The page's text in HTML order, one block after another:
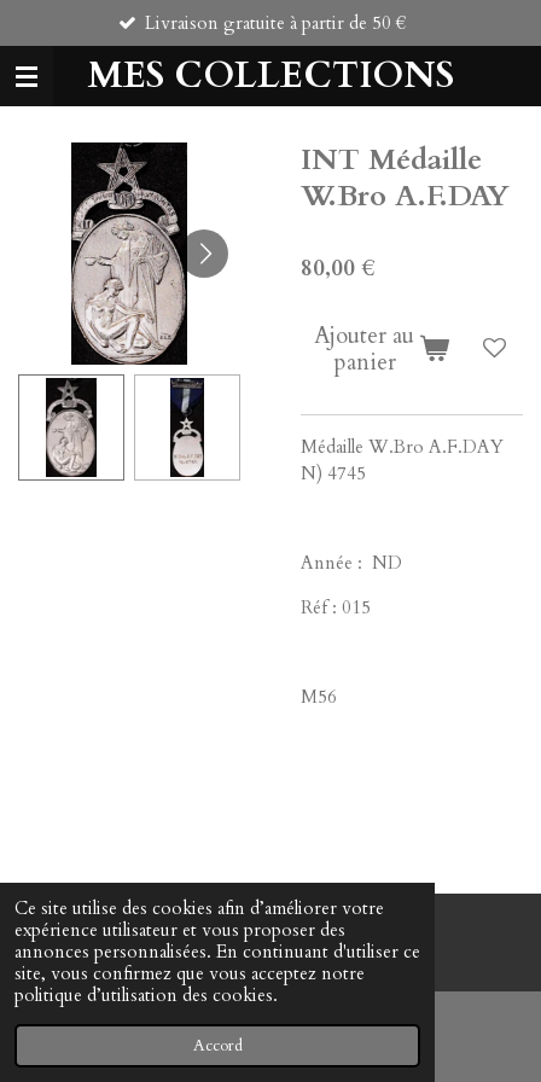
Ce site utilise des cookies afin d’améliorer votre
expérience utilisateur et vous proposer des
annonces personnalisées. En continuant d'utiliser ce
site, vous confirmez que vous acceptez notre
politique d’utilisation des cookies.
Accord
au
contenu
principal
MES COLLECTIONS
Livraison gratuite à partir de 50 €
INT Médaille
W.Bro A.F.DAY
80,00 €
Ajouter au
panier
Médaille W.Bro A.F.DAY
N) 4745
Année : ND
Réf : 015
M56
© www-mes-collections.net